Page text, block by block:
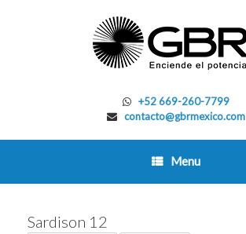
+52 669-260-7799
contacto@gbrmexico.com
Menu
Sardison 12